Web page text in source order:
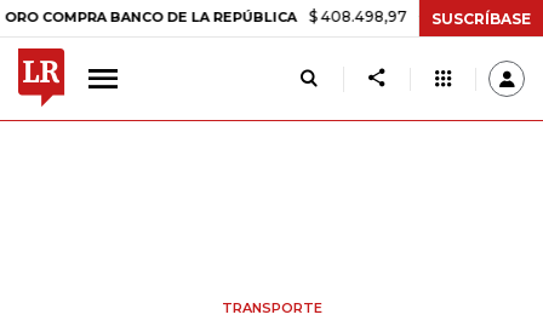
BANCO DE LA REPÚBLICA $ 408.498,97 +$ 8.753,81 +2,19%
SUSCRÍBASE
TRANSPORTE